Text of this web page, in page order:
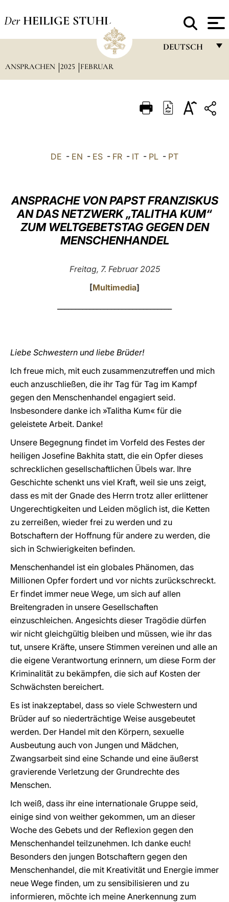
Der HEILIGE STUHL
DEUTSCH
ITALIANO
العربيّة
中文
LATINE
ANSPRACHEN 2025 FEBRUAR
DE - EN - ES - FR - IT - PL - PT
ANSPRACHE VON PAPST FRANZISKUS
AN DAS NETZWERK „TALITHA KUM“
ZUM WELTGEBETSTAG GEGEN DEN
MENSCHENHANDEL
Freitag, 7. Februar 2025
[Multimedia]
Liebe Schwestern und liebe Brüder!
Ich freue mich, mit euch zusammenzutreffen und mich
euch anzuschließen, die ihr Tag für Tag im Kampf
gegen den Menschenhandel engagiert seid.
Insbesondere danke ich »Talitha Kum« für die
geleistete Arbeit. Danke!
Unsere Begegnung findet im Vorfeld des Festes der
heiligen Josefine Bakhita statt, die ein Opfer dieses
schrecklichen gesellschaftlichen Übels war. Ihre
Geschichte schenkt uns viel Kraft, weil sie uns zeigt,
dass es mit der Gnade des Herrn trotz aller erlittener
Ungerechtigkeiten und Leiden möglich ist, die Ketten
zu zerreißen, wieder frei zu werden und zu
Botschaftern der Hoffnung für andere zu werden, die
sich in Schwierigkeiten befinden.
Menschenhandel ist ein globales Phänomen, das
Millionen Opfer fordert und vor nichts zurückschreckt.
Er findet immer neue Wege, um sich auf allen
Breitengraden in unsere Gesellschaften
einzuschleichen. Angesichts dieser Tragödie dürfen
wir nicht gleichgültig bleiben und müssen, wie ihr das
tut, unsere Kräfte, unsere Stimmen vereinen und alle an
die eigene Verantwortung erinnern, um diese Form der
Kriminalität zu bekämpfen, die sich auf Kosten der
Schwächsten bereichert.
Es ist inakzeptabel, dass so viele Schwestern und
Brüder auf so niederträchtige Weise ausgebeutet
werden. Der Handel mit den Körpern, sexuelle
Ausbeutung auch von Jungen und Mädchen,
Zwangsarbeit sind eine Schande und eine äußerst
gravierende Verletzung der Grundrechte des
Menschen.
Ich weiß, dass ihr eine internationale Gruppe seid,
einige sind von weither gekommen, um an dieser
Woche des Gebets und der Reflexion gegen den
Menschenhandel teilzunehmen. Ich danke euch!
Besonders den jungen Botschaftern gegen den
Menschenhandel, die mit Kreativität und Energie immer
neue Wege finden, um zu sensibilisieren und zu
informieren, möchte ich meine Anerkennung zum